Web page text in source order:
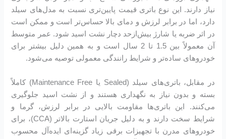
نیاز دارند. این نوع باتری قیمت پایین‌تری نسبت به مدل‌های سیلد
دارد، اما در برابر لرزش و دمای بالا حساس‌تر است و ممکن است
در اثر ضربه یا شارژ بیش‌ازحد دچار نشت اسید شود. عمر متوسط
آن معمولاً بین 1.5 تا 2 سال است و به همین دلیل بیشتر برای
خودروهای ساده‌تر و شرایط رانندگی معمولی توصیه می‌شود.
در مقابل، باتری‌های سیلد (Sealed یا Maintenance Free) کاملاً
بسته و بدون نیاز به نگهداری هستند و از نشت اسید جلوگیری
می‌کنند. این باتری‌ها مقاومت بالایی در برابر لرزش، گرما و
شرایط سخت دارند و به دلیل جریان استارت بالاتر (CCA)، برای
خودروهای مدرن با تجهیزات برقی زیاد گزینه‌ای ایده‌آل محسوب